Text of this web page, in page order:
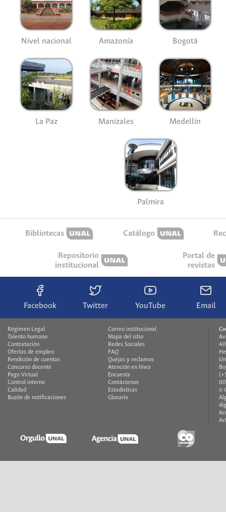
Nivel nacional Amazonía Bogotá
La Paz Manizales Medellín
Palmira
Bibliotecas Catálogo
Repositorio
institucional
Portal de
revistas
Facebook Twitter YouTube Email
Régimen Legal
Talento humano
Contratación
Ofertas de empleo
Rendición de cuentas
Concurso docente
Pago Virtual
Control interno
Calidad
Buzón de notificaciones
Correo institucional
Mapa del sitio
Redes Sociales
FAQ
Quejas y reclamos
Atención en línea
Encuesta
Contáctenos
Estadísticas
Glosario
©